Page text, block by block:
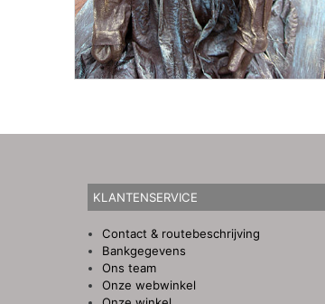
KLANTENSERVICE
Contact & routebeschrijving
Bankgegevens
Ons team
Onze webwinkel